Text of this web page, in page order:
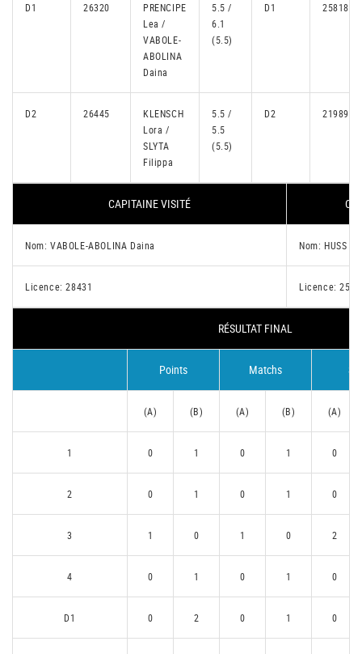
D1 26320
PRENCIPE
Lea /
VABOLE-
ABOLINA
Daina
5.5 /
6.1
(5.5)
D1 25818
D2 26445
KLENSCH
Lora /
SLYTA
Filippa
5.5 /
5.5
(5.5)
D2 21989
CAPITAINE VISITÉ
Nom: VABOLE-ABOLINA Daina Nom: HUSS
Licence: 28431 Licence:
RÉSULTAT FINAL
Points Matchs
(A) (B) (A) (B) (A)
1 0 1 0 1 0
2 0 1 0 1 0
3 1 0 1 0 2
4 0 1 0 1 0
D1 0 2 0 1 0